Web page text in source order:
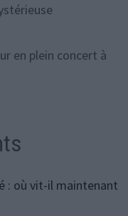
en plein concert à
: où vit-il maintenant